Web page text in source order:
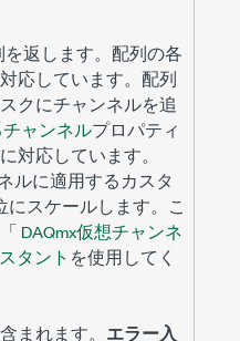
返します。配列の各
応しています。配列
クにチャンネルを追
ャンネルプロパティ
対応しています。
ルに適用するカスタ
にスケールします。こ
DAQmx仮想チャンネ
タント を使用してく
まれます。 エラー入